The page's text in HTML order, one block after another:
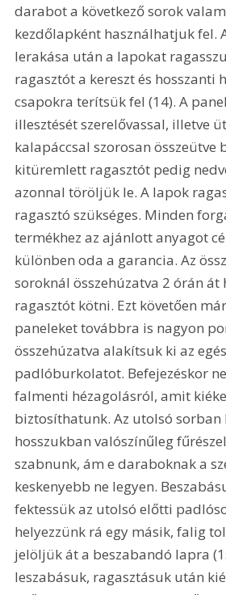
darabot a következő sorok
kezdőlapként használhatjuk fel.
lerakása után a lapokat
ragasztót a kereszt és hosszanti
csapokra terítsük fel (14). A
illesztését szerelővassal, illetve
kalapáccsal szorosan összeütve
kitüremlett ragasztót pedig
azonnal töröljük le. A lapok
ragasztó szükséges. Minden
termékhez az ajánlott anyagot
különben oda a garancia. Az
soroknál összehúzatva 2 órán át
ragasztót kötni. Ezt követően
paneleket továbbra is nagyon
összehúzatva alakítsuk ki az
padlóburkolatot. Befejezéskor
falmenti hézagolásról, amit
biztosíthatunk. Az utolsó sorban
hosszukban valószínűleg
szabnunk, ám e daraboknak a
keskenyebb ne legyen.
fektessük az utolsó előtti
helyezzünk rá egy másik, falig
jelöljük át a beszabandó lapra
leszabásuk, ragasztásuk után